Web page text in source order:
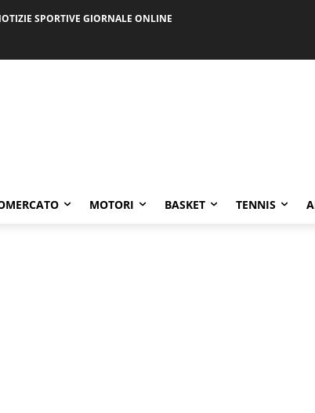
SPORTIVE GIORNALE ONLINE
MOTORI BASKET TENNIS